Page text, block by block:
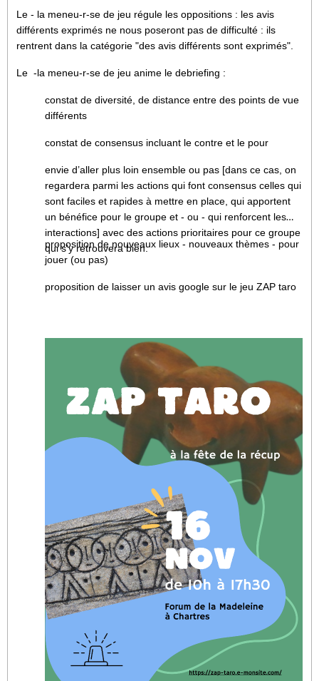
Le - la meneu-r-se de jeu régule les oppositions : les avis
différents exprimés ne nous poseront pas de difficulté : ils
rentrent dans la catégorie "des avis différents sont exprimés".
Le -la meneu-r-se de jeu anime le debriefing :
constat de diversité, de distance entre des points de vue
différents
constat de consensus incluant le contre et le pour
envie d’aller plus loin ensemble ou pas [dans ce cas, on
regardera parmi les actions qui font consensus celles qui
sont faciles et rapides à mettre en place, qui apportent
un bénéfice pour le groupe et - ou - qui renforcent les
interactions] avec des actions prioritaires pour ce groupe
qui s'y retrouvera bien.
proposition de nouveaux lieux - nouveaux thèmes - pour
jouer (ou pas)
proposition de laisser un avis google sur le jeu ZAP taro